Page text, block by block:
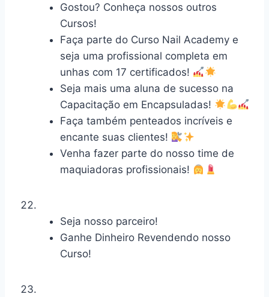
Gostou? Conheça nossos outros
Cursos!
Faça parte do Curso Nail Academy e
seja uma profissional completa em
unhas com 17 certificados!
Seja mais uma aluna de sucesso na
Capacitação em Encapsuladas!
Faça também penteados incríveis e
encante suas clientes!
Venha fazer parte do nosso time de
maquiadoras profissionais!
Seja nosso parceiro!
Ganhe Dinheiro Revendendo nosso
Curso!